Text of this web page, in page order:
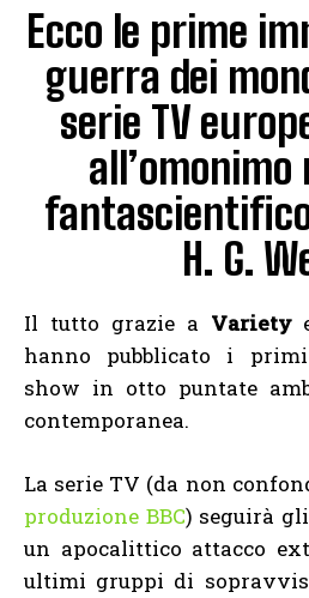
Ecco le prime
guerra dei
serie TV
all’omonimo
H. G.
Il tutto grazie a Variety
hanno pubblicato i
show in otto puntate
contemporanea.
La serie TV (da non
produzione BBC) seguirà
un apocalittico attacco
ultimi gruppi di